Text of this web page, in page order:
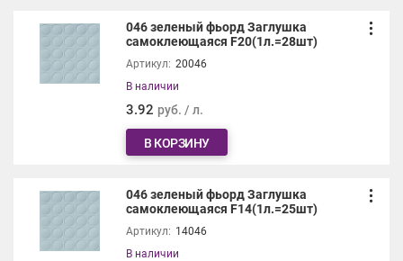
046 зеленый фьорд Заглушка
самоклеющаяся F20(1л.=28шт)
Артикул: 20046
В наличии
3.92 руб. / л.
В КОРЗИНУ
046 зеленый фьорд Заглушка
самоклеющаяся F14(1л.=25шт)
Артикул: 14046
В наличии